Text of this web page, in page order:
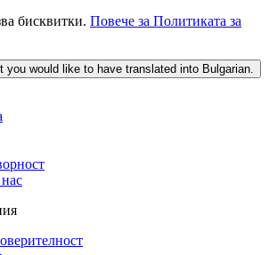
бисквитки. Повече за Политиката за
you would like to have translated into Bulgarian.